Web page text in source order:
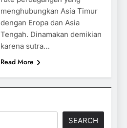
menghubungkan Asia Timur
dengan Eropa dan Asia
Tengah. Dinamakan demikian
karena sutra…
Read More
SEARCH